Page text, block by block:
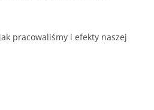
pracowaliśmy i efekty naszej